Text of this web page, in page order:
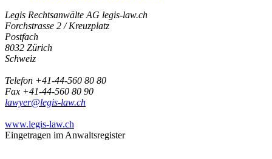
Legis Rechtsanwälte AG legis-law.ch
Forchstrasse 2 / Kreuzplatz
Postfach
8032 Zürich
Schweiz
Telefon +41-44-560 80 80
Fax +41-44-560 80 90
lawyer@legis-law.ch
www.legis-law.ch
Eingetragen im Anwaltsregister